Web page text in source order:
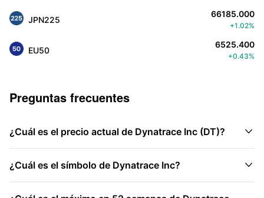
JPN225
66185.000
+1.02%
EU50
6525.400
+0.43%
Preguntas frecuentes
¿Cuál es el precio actual de Dynatrace Inc (DT)? 
¿Cuál es el símbolo de Dynatrace Inc? 